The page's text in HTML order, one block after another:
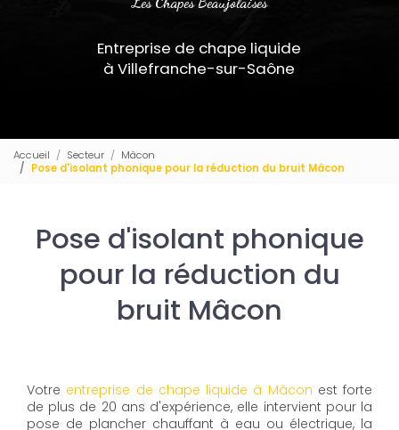
Entreprise de chape liquide
à Villefranche-sur-Saône
Accueil Secteur
Mâcon
Pose d'isolant phonique pour la réduction du bruit Mâcon
Pose d'isolant phonique
pour la réduction du
bruit Mâcon
Votre entreprise de chape liquide à Mâcon est forte
de plus de 20 ans d'expérience, elle intervient pour la
pose de plancher chauffant à eau ou électrique, la